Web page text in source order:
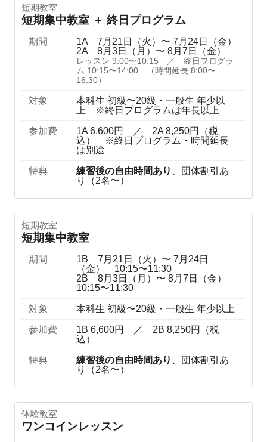
短期教室
短期集中教室 ＋ 終日プログラム
期間
1A 7月21日（火）〜 7月24日（金）
2A 8月3日（月）〜 8月7日（金）
レッスン 9:00〜10:15 ／ 終日プログラ
ム 10:15〜14:00 （時間延長 8:00〜
16:30）
対象
本科生 初級〜20級・一般生 年少以
上 ※終日プログラムは年長以上
参加費
1A 6,600円 ／ 2A 8,250円（税
込） ※終日プログラム・時間延長
は別途
特典 練習後の自由時間あり 、団体割引あ
り（2名〜）
短期教室
短期集中教室
期間
1B 7月21日（火）〜 7月24日
（金） 10:15〜11:30
2B 8月3日（月）〜 8月7日（金）
10:15〜11:30
対象 本科生 初級〜20級・一般生 年少以上
参加費
1B 6,600円 ／ 2B 8,250円（税
込）
特典 練習後の自由時間あり
、団体割引あ
り（2名〜）
体験教室
ワンコインレッスン